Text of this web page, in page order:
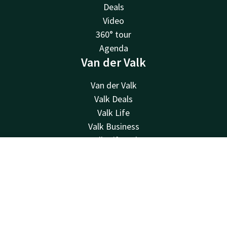
Deals
Video
360° tour
Agenda
Van der Valk
Van der Valk
Valk Deals
Valk Life
Valk Business
Valk Giftcard